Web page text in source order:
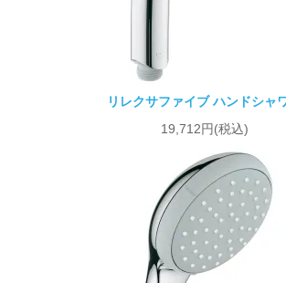
リレクサファイブ ハンドシャ
19,712円(税込)